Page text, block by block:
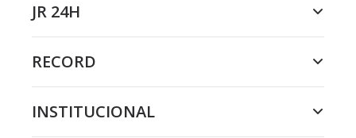
JR 24H
RECORD
INSTITUCIONAL